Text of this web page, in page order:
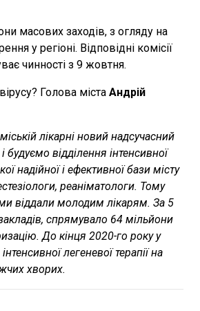
масових заходів, з огляду на
у регіоні. Відповідні комісії
чинності з 9 жовтня.
Голова міста Андрій
лікарні новий надсучасний
відділення інтенсивної
надійної і ефективної бази місту
реаніматологи. Тому
віддали молодим лікарям. За 5
спрямувало 64 мільйони
До кінця 2020-го року у
легеневої терапії на
хворих.